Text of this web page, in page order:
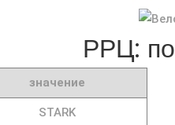
РРЦ:
значение
STARK